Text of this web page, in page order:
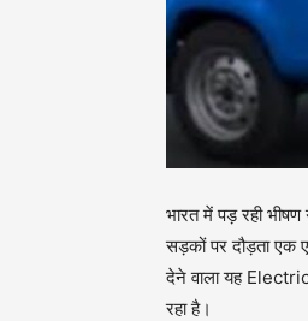
भारत में पड़ रही भीषण
सड़कों पर दौड़ता एक
देने वाला यह
रहा है।